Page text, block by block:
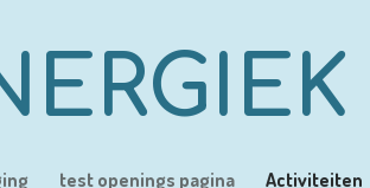
test openings pagina Activiteiten